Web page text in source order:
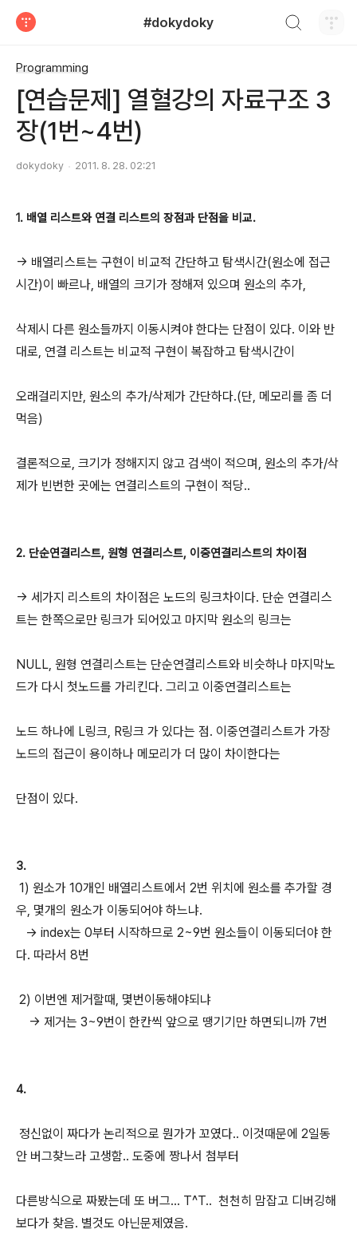
#dokydoky
Programming
[연습문제] 열혈강의 자료구조 3
장(1번~4번)
dokydoky 2011. 8. 28. 02:21
1. 배열 리스트와 연결 리스트의 장점과 단점을 비교.
-> 배열리스트는 구현이 비교적 간단하고 탐색시간(원소에 접근
시간)이 빠르나, 배열의 크기가 정해져 있으며 원소의 추가,
삭제시 다른 원소들까지 이동시켜야 한다는 단점이 있다. 이와 반
대로, 연결 리스트는 비교적 구현이 복잡하고 탐색시간이
오래걸리지만, 원소의 추가/삭제가 간단하다.(단, 메모리를 좀 더
먹음)
결론적으로, 크기가 정해지지 않고 검색이 적으며, 원소의 추가/삭
제가 빈번한 곳에는 연결리스트의 구현이 적당..
2. 단순연결리스트, 원형 연결리스트, 이중연결리스트의 차이점
-> 세가지 리스트의 차이점은 노드의 링크차이다. 단순 연결리스
트는 한쪽으로만 링크가 되어있고 마지막 원소의 링크는
NULL, 원형 연결리스트는 단순연결리스트와 비슷하나 마지막노
드가 다시 첫노드를 가리킨다. 그리고 이중연결리스트는
노드 하나에 L링크, R링크 가 있다는 점. 이중연결리스트가 가장
노드의 접근이 용이하나 메모리가 더 많이 차이한다는
단점이 있다.
3.
1) 원소가 10개인 배열리스트에서 2번 위치에 원소를 추가할 경
우, 몇개의 원소가 이동되어야 하느냐.
-> index는 0부터 시작하므로 2~9번 원소들이 이동되더야 한
다. 따라서 8번
2) 이번엔 제거할때, 몇번이동해야되냐
-> 제거는 3~9번이 한칸씩 앞으로 땡기기만 하면되니까 7번
4.
정신없이 짜다가 논리적으로 뭔가가 꼬였다.. 이것때문에 2일동
안 버그찾느라 고생함.. 도중에 짱나서 첨부터
다른방식으로 짜봤는데 또 버그... T^T.. 천천히 맘잡고 디버깅해
보다가 찾음. 별것도 아닌문제였음.